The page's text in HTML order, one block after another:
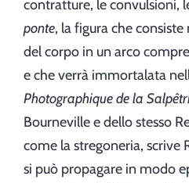
contratture, le convulsioni,
ponte, la figura che
del corpo in un arco
e che verrà immortalata
Photographique de la
Bourneville e dello stesso
come la stregoneria, scrive
si può propagare in modo